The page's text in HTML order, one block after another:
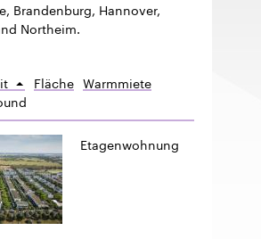
Brandenburg, Hannover,
Northeim.
Sort
ascending
Fläche Warmmiete
Etagenwohnung